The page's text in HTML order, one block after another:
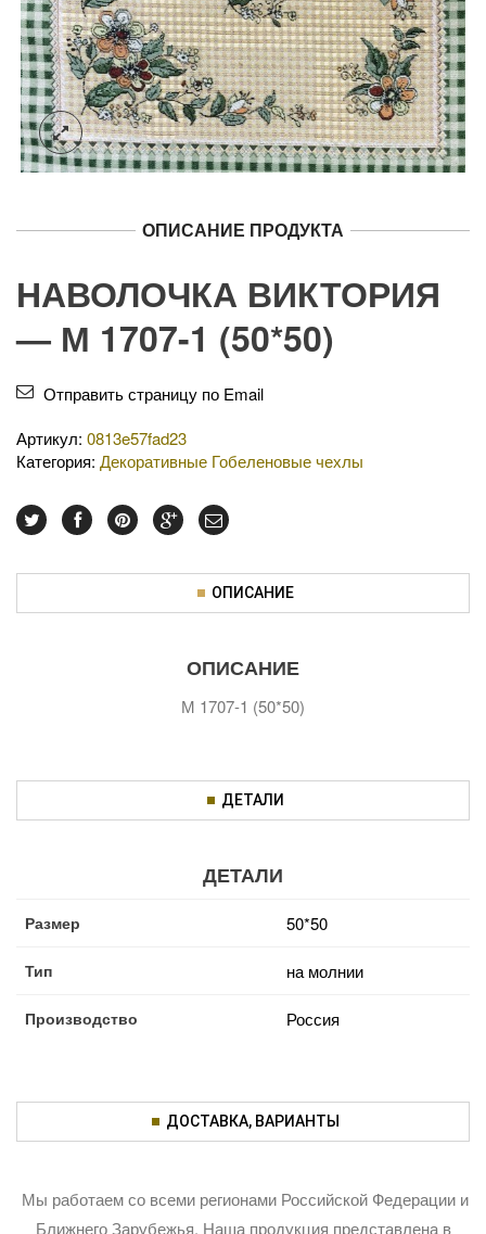
ОПИСАНИЕ ПРОДУКТА
НАВОЛОЧКА ВИКТОРИЯ
— М 1707-1 (50*50)
Отправить страницу по Email
Артикул: 0813e57fad23
Категория: Декоративные Гобеленовые чехлы
ОПИСАНИЕ
ОПИСАНИЕ
М 1707-1 (50*50)
ДЕТАЛИ
ДЕТАЛИ
Размер 50*50
Тип на молнии
Производство Россия
ДОСТАВКА, ВАРИАНТЫ
Мы работаем со всеми регионами Российской Федерации и
Ближнего Зарубежья. Наша продукция представлена в